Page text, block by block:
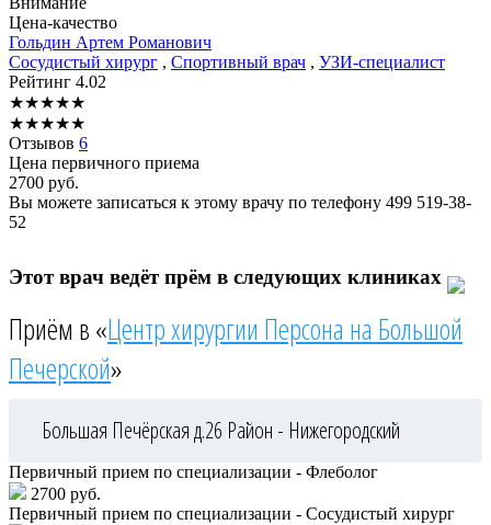
Цена-качество
Гольдин Артем Романович
Сосудистый хирург , Спортивный врач , УЗИ-специалист
Рейтинг 4.02
★★★★★
★★★★★
Отзывов 6
Цена первичного приема
2700 руб.
Вы можете записаться к этому врачу по телефону 499 519-38-
52
Этот врач ведёт прём в следующих клиниках
Приём в «Центр хирургии Персона на Большой
Печерской»
Большая Печёрская д.26 Район - Нижегородский
Первичный прием по специализации - Флеболог
2700 руб.
Первичный прием по специализации - Сосудистый хирург